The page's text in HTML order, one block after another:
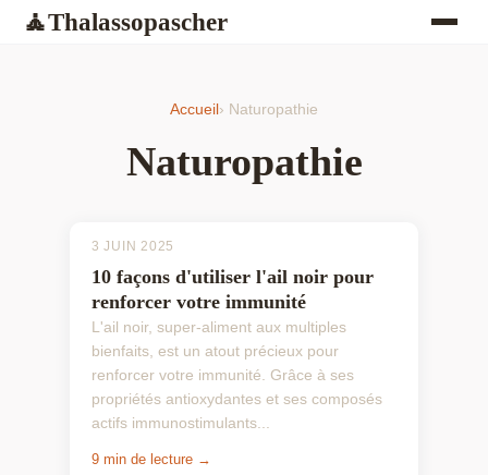
🧘Thalassopascher
Accueil › Naturopathie
Naturopathie
3 JUIN 2025
10 façons d'utiliser l'ail noir pour
renforcer votre immunité
L'ail noir, super-aliment aux multiples
bienfaits, est un atout précieux pour
renforcer votre immunité. Grâce à ses
propriétés antioxydantes et ses composés
actifs immunostimulants...
9 min de lecture →